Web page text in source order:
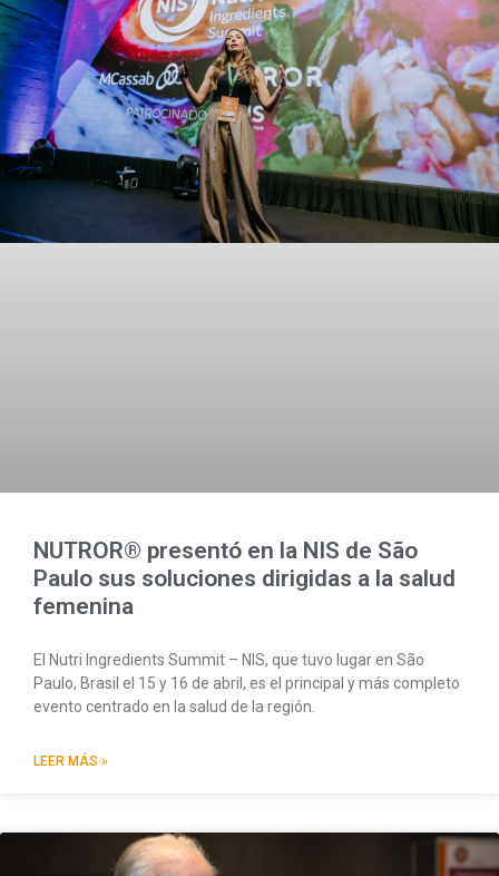
NUTROR® presentó en la NIS de São
Paulo sus soluciones dirigidas a la salud
femenina
El Nutri Ingredients Summit – NIS, que tuvo lugar en São
Paulo, Brasil el 15 y 16 de abril, es el principal y más completo
evento centrado en la salud de la región.
LEER MÁS »